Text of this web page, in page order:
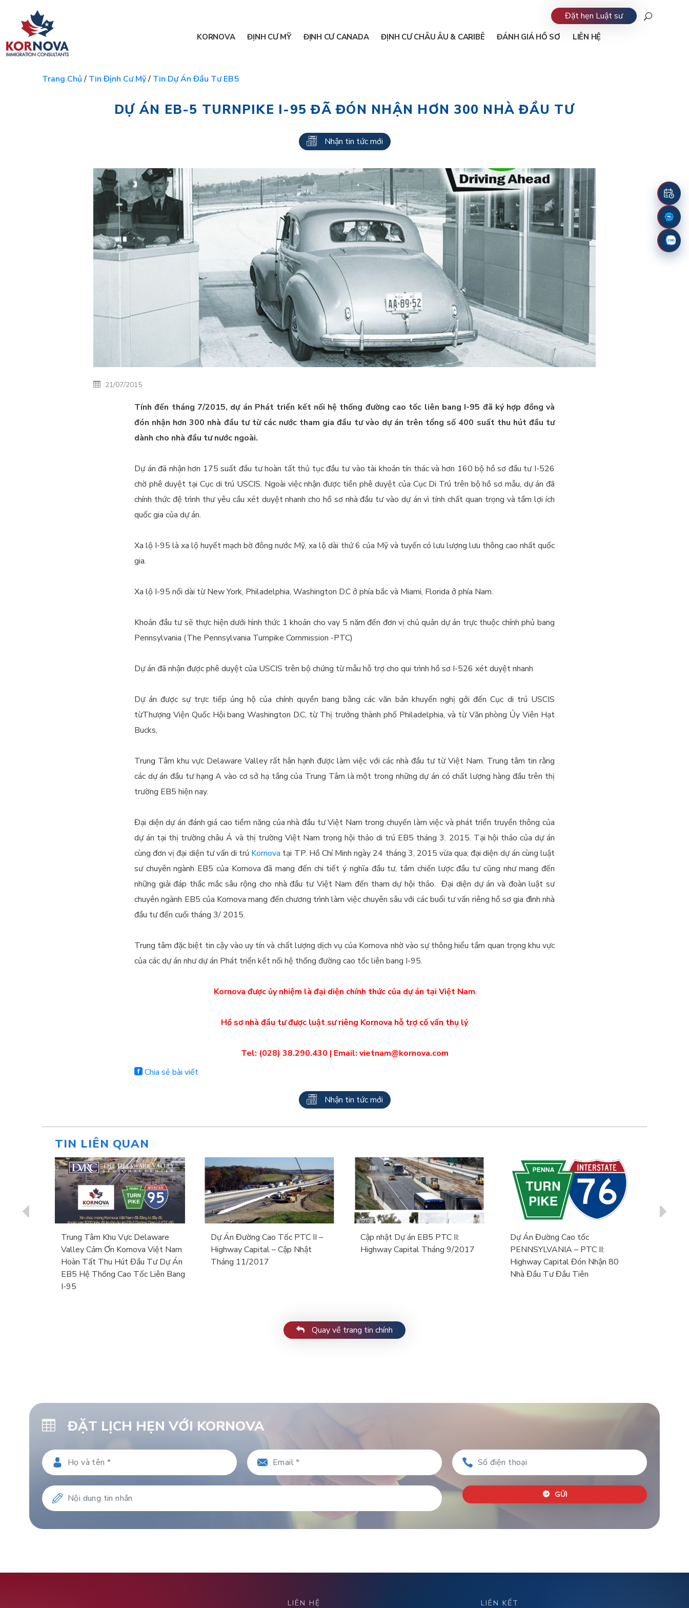
KORNOVA ĐỊNH CƯ MỸ ĐỊNH CƯ CANADA ĐỊNH CƯ CHÂU ÂU & CARIBÊ ĐÁNH GIÁ HỒ SƠ LIÊN HỆ
Đặt hẹn Luật sư
Trang Chủ/ Tin Định Cư Mỹ/ Tin Dự Án Đầu Tư EB5
DỰ ÁN EB-5 TURNPIKE I-95 ĐÃ ĐÓN NHẬN HƠN 300 NHÀ ĐẦU TƯ
Nhận tin tức mới
21/07/2015
Tính đến tháng 7/2015, dự án Phát triển kết nối hệ thống đường cao tốc liên bang I-95 đã ký hợp đồng và
đón nhận hơn 300 nhà đầu tư từ các nước tham gia đầu tư vào dự án trên tổng số 400 suất thu hút đầu tư
dành cho nhà đầu tư nước ngoài.
Dự án đã nhận hơn 175 suất đầu tư hoàn tất thủ tục đầu tư vào tài khoản tín thác và hơn 160 bộ hồ sơ đầu tư I-526
chờ phê duyệt tại Cục di trú USCIS. Ngoài việc nhận được tiền phê duyệt của Cục Di Trú trên bộ hồ sơ mẫu, dự án đã
chính thức đệ trình thư yêu cầu xét duyệt nhanh cho hồ sơ nhà đầu tư vào dự án vì tính chất quan trọng và tầm lợi ích
quốc gia của dự án.
Xa lộ I-95 là xa lộ huyết mạch bờ đông nước Mỹ, xa lộ dài thứ 6 của Mỹ và tuyến có lưu lượng lưu thông cao nhất quốc
gia.
Xa lộ I-95 nối dài từ New York, Philadelphia, Washington D.C ở phía bắc và Miami, Florida ở phía Nam.
Khoản đầu tư sẽ thực hiện dưới hình thức 1 khoản cho vay 5 năm đến đơn vị chủ quản dự án trực thuộc chính phủ bang
Pennsylvania (The Pennsylvania Turnpike Commission -PTC)
Dự án đã nhận được phê duyệt của USCIS trên bộ chứng từ mẫu hỗ trợ cho qui trình hồ sơ I-526 xét duyệt nhanh
Dự án được sự trực tiếp ủng hộ của chính quyền bang bằng các văn bản khuyến nghị gởi đến Cục di trú USCIS
từThượng Viện Quốc Hội bang Washington D.C, từ Thị trưởng thành phố Philadelphia, và từ Văn phòng Ủy Viên Hạt
Bucks,
Trung Tâm khu vực Delaware Valley rất hân hạnh được làm việc với các nhà đầu tư từ Việt Nam. Trung tâm tin rằng
các dự án đầu tư hạng A vào cơ sở hạ tầng của Trung Tâm là một trong những dự án có chất lượng hàng đầu trên thị
trường EB5 hiện nay.
Đại diện dự án đánh giá cao tiềm năng của nhà đầu tư Việt Nam trong chuyến làm việc và phát triển truyền thông của
dự án tại thị trường châu Á và thị trường Việt Nam trong hội thảo di trú EB5 tháng 3. 2015. Tại hội thảo của dự án
cùng đơn vị đại diện tư vấn di trú Kornova tại TP. Hồ Chí Minh ngày 24 tháng 3, 2015 vừa qua; đại diện dự án cùng luật
sư chuyên ngành EB5 của Kornova đã mang đến chi tiết ý nghĩa đầu tư, tầm chiến lược đầu tư cũng như mang đến
những giải đáp thắc mắc sâu rộng cho nhà đầu tư Việt Nam đến tham dự hội thảo. Đại diện dự án và đoàn luật sư
chuyên ngành EB5 của Kornova mang đến chương trình làm việc chuyên sâu với các buổi tư vấn riêng hồ sơ gia đình nhà
đầu tư đến cuối tháng 3/ 2015.
Trung tâm đặc biệt tin cậy vào uy tín và chất lượng dịch vụ của Kornova nhờ vào sự thông hiểu tầm quan trọng khu vực
của các dự án như dự án Phát triển kết nối hệ thống đường cao tốc liên bang I-95.
Kornova được ủy nhiệm là đại diện chính thức của dự án tại Việt Nam
Hồ sơ nhà đầu tư được luật sư riêng Kornova hỗ trợ cố vấn thụ lý
Tel: (028) 38.290.430 | Email: vietnam@kornova.com
Chia sẻ bài viết
Nhận tin tức mới
TIN LIÊN QUAN
Trung Tâm Khu Vực Delaware
Valley Cảm Ơn Kornova Việt Nam
Hoàn Tất Thu Hút Đầu Tư Dự Án
EB5 Hệ Thống Cao Tốc Liên Bang
I-95
Dự Án Đường Cao Tốc PTC II –
Highway Capital – Cập Nhật
Tháng 11/2017
Cập nhật Dự án EB5 PTC II:
Highway Capital Tháng 9/2017
Dự Án Đường Cao tốc
PENNSYLVANIA – PTC II:
Highway Capital Đón Nhận 80
Nhà Đầu Tư Đầu Tiên
Quay về trang tin chính
ĐẶT LỊCH HẸN VỚI KORNOVA
GỬI
LIÊN HỆ LIÊN KẾT